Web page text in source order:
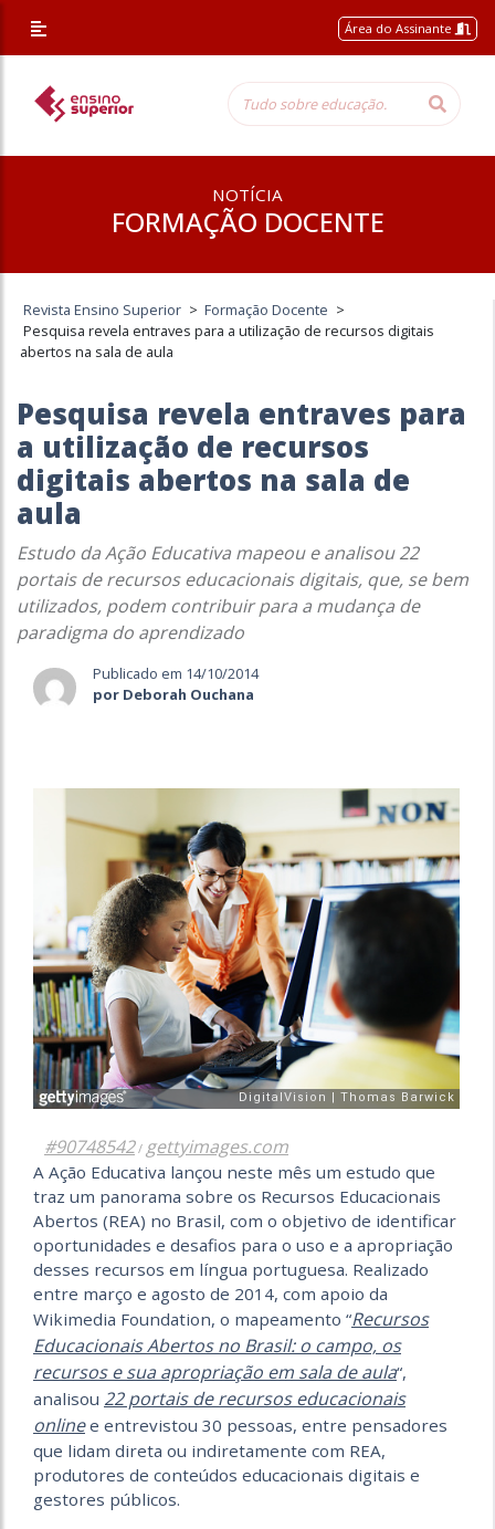
Área do Assinante
NOTÍCIA
FORMAÇÃO DOCENTE
Revista Ensino Superior > Formação Docente >
Pesquisa revela entraves para a utilização de recursos digitais
abertos na sala de aula
Pesquisa revela entraves para
a utilização de recursos
digitais abertos na sala de
aula
Estudo da Ação Educativa mapeou e analisou 22
portais de recursos educacionais digitais, que, se bem
utilizados, podem contribuir para a mudança de
paradigma do aprendizado
Publicado em 14/10/2014
por Deborah Ouchana
#90748542/ gettyimages.com
A Ação Educativa lançou neste mês um estudo que
traz um panorama sobre os Recursos Educacionais
Abertos (REA) no Brasil, com o objetivo de identificar
oportunidades e desafios para o uso e a apropriação
desses recursos em língua portuguesa. Realizado
entre março e agosto de 2014, com apoio da
Wikimedia Foundation, o mapeamento “Recursos
Educacionais Abertos no Brasil: o campo, os
recursos e sua apropriação em sala de aula“,
analisou 22 portais de recursos educacionais
onlinee entrevistou 30 pessoas, entre pensadores
que lidam direta ou indiretamente com REA,
produtores de conteúdos educacionais digitais e
gestores públicos.